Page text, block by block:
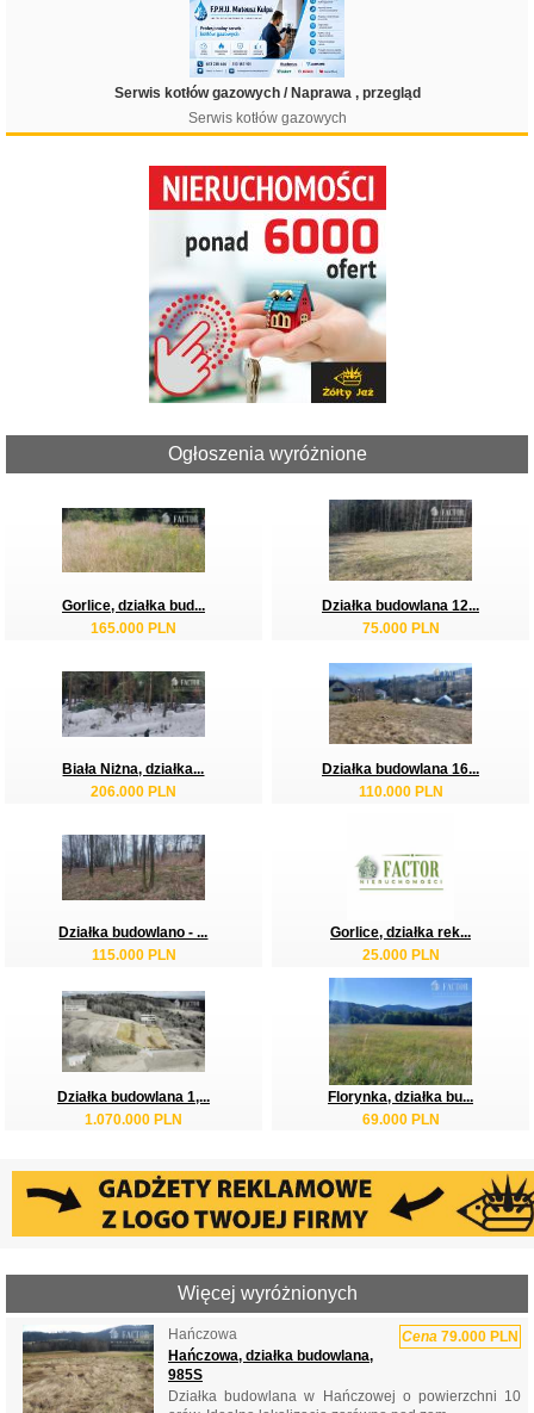
Serwis kotłów gazowych / Naprawa , przegląd
Serwis kotłów gazowych
Ogłoszenia wyróżnione
Gorlice, działka bud...
165.000 PLN
Działka budowlana 12...
75.000 PLN
Biała Niżna, działka...
206.000 PLN
Działka budowlana 16...
110.000 PLN
Działka budowlano - ...
115.000 PLN
Gorlice, działka rek...
25.000 PLN
Działka budowlana 1,...
1.070.000 PLN
Florynka, działka bu...
69.000 PLN
Więcej wyróżnionych
Hańczowa Cena 79.000 PLN
Hańczowa, działka budowlana,
985S
Działka budowlana w Hańczowej o powierzchni 10